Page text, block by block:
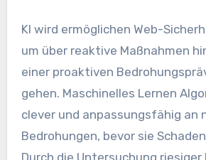
KI wird ermöglichen Web-
um über reaktive Maßnahmen
einer proaktiven
gehen. Maschinelles Lernen
clever und anpassungsfähig an
Bedrohungen, bevor sie
Durch die Untersuchung